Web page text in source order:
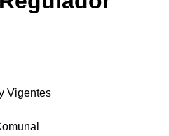
Vigentes